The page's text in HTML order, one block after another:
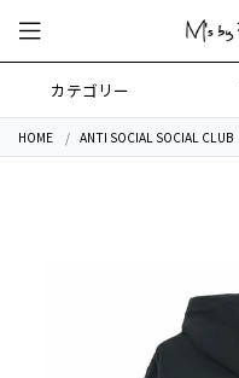
カテゴリー
HOME ANTI SOCIAL SOCIAL CLUB